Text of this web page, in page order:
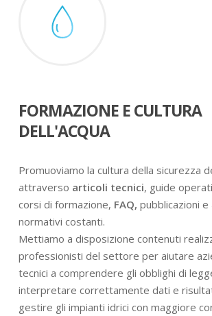
FORMAZIONE E CULTURA
DELL'ACQUA
Promuoviamo la cultura della sicurezza
attraverso articoli tecnici, guide
corsi di formazione, FAQ, pubblicazioni
normativi costanti.
Mettiamo a disposizione contenuti
professionisti del settore per aiutare
tecnici a comprendere gli obblighi di
interpretare correttamente dati e
gestire gli impianti idrici con maggiore